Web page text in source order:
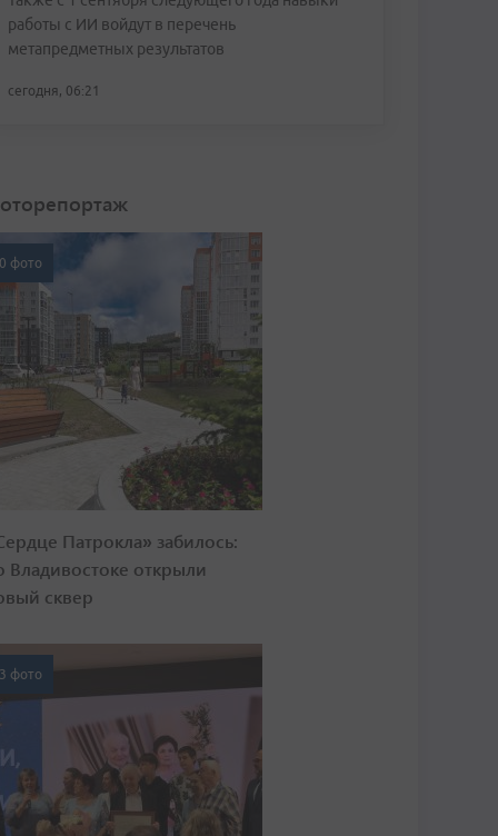
работы с ИИ войдут в перечень
метапредметных результатов
сегодня, 06:21
фото
Патрокла» забилось:
Владивостоке открыли
сквер
фото